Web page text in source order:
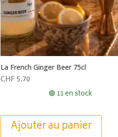
La French Ginger Beer 75cl
CHF 5.70
🟢 11 en stock
Ajouter au panier